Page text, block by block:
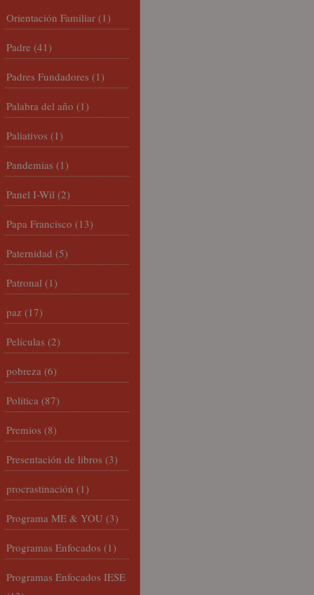
Orientación Familiar (1)
Padre (41)
Padres Fundadores (1)
Palabra del año (1)
Paliativos (1)
Pandemias (1)
Panel I-Wil (2)
Papa Francisco (13)
Paternidad (5)
Patronal (1)
paz (17)
Películas (2)
pobreza (6)
Política (87)
Premios (8)
Presentación de libros (3)
procrastinación (1)
Programa ME & YOU (3)
Programas Enfocados (1)
Programas Enfocados IESE